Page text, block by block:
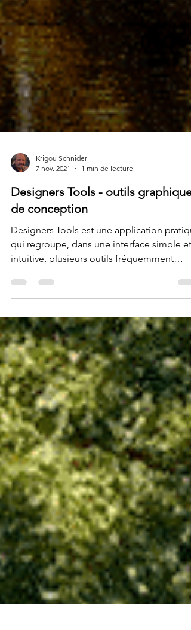
Krigou Schnider
7 nov. 2021
1 min de lecture
Designers Tools - outils graphiques
de conception
Designers Tools est une application
qui regroupe, dans une interface simple et
intuitive, plusieurs outils fréquemment